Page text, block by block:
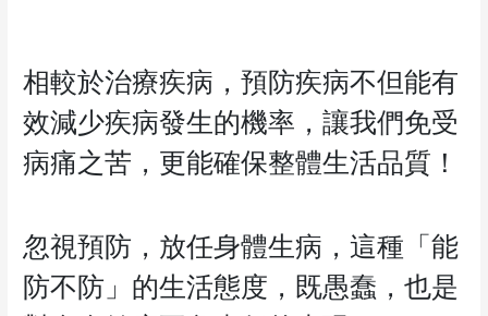
相較於治療疾病，預防疾病不但能有
效減少疾病發生的機率，讓我們免受
病痛之苦，更能確保整體生活品質！
忽視預防，放任身體生病，這種「能
防不防」的生活態度，既愚蠢，也是